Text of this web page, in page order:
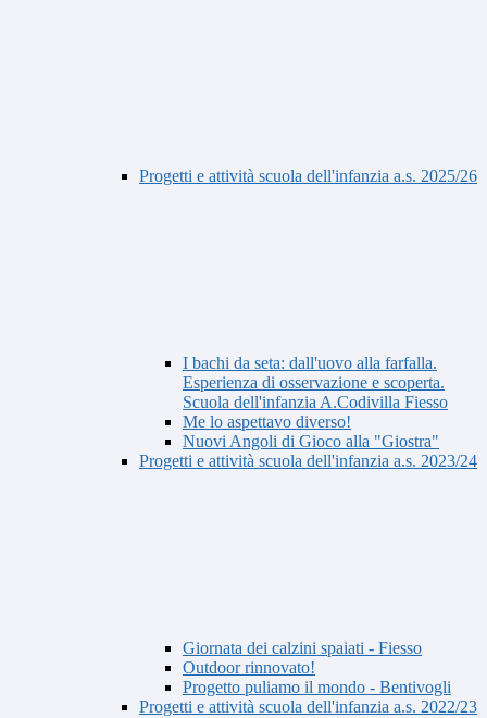
Progetti e attività scuola dell'infanzia a.s. 2025/26
I bachi da seta: dall'uovo alla farfalla.
Esperienza di osservazione e scoperta.
Scuola dell'infanzia A.Codivilla Fiesso
Me lo aspettavo diverso!
Nuovi Angoli di Gioco alla "Giostra"
Progetti e attività scuola dell'infanzia a.s. 2023/24
Giornata dei calzini spaiati - Fiesso
Outdoor rinnovato!
Progetto puliamo il mondo - Bentivogli
Progetti e attività scuola dell'infanzia a.s. 2022/23